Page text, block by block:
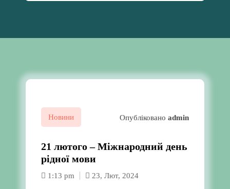
Новини Опубліковано admin
21 лютого – Міжнародний день
рідної мови
1:13 pm 23, Лют, 2024